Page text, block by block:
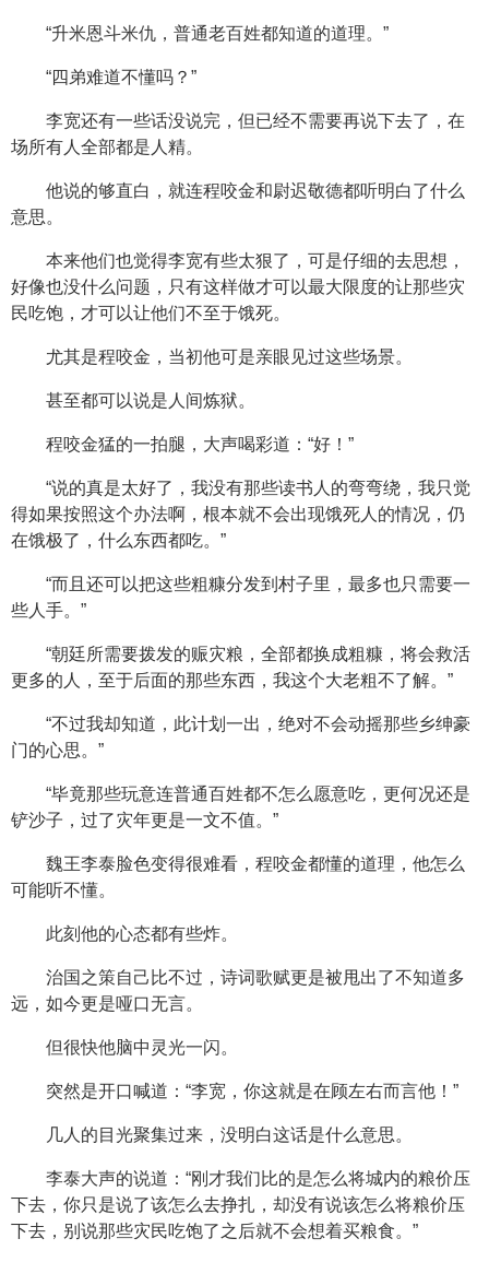
“升米恩斗米仇，普通老百姓都知道的道理。”
“四弟难道不懂吗？”
李宽还有一些话没说完，但已经不需要再说下去了，在
场所有人全部都是人精。
他说的够直白，就连程咬金和尉迟敬德都听明白了什么
意思。
本来他们也觉得李宽有些太狠了，可是仔细的去思想，
好像也没什么问题，只有这样做才可以最大限度的让那些灾
民吃饱，才可以让他们不至于饿死。
尤其是程咬金，当初他可是亲眼见过这些场景。
甚至都可以说是人间炼狱。
程咬金猛的一拍腿，大声喝彩道：“好！”
“说的真是太好了，我没有那些读书人的弯弯绕，我只觉
得如果按照这个办法啊，根本就不会出现饿死人的情况，仍
在饿极了，什么东西都吃。”
“而且还可以把这些粗糠分发到村子里，最多也只需要一
些人手。”
“朝廷所需要拨发的赈灾粮，全部都换成粗糠，将会救活
更多的人，至于后面的那些东西，我这个大老粗不了解。”
“不过我却知道，此计划一出，绝对不会动摇那些乡绅豪
门的心思。”
“毕竟那些玩意连普通百姓都不怎么愿意吃，更何况还是
铲沙子，过了灾年更是一文不值。”
魏王李泰脸色变得很难看，程咬金都懂的道理，他怎么
可能听不懂。
此刻他的心态都有些炸。
治国之策自己比不过，诗词歌赋更是被甩出了不知道多
远，如今更是哑口无言。
但很快他脑中灵光一闪。
突然是开口喊道：“李宽，你这就是在顾左右而言他！”
几人的目光聚集过来，没明白这话是什么意思。
李泰大声的说道：“刚才我们比的是怎么将城内的粮价压
下去，你只是说了该怎么去挣扎，却没有说该怎么将粮价压
下去，别说那些灾民吃饱了之后就不会想着买粮食。”